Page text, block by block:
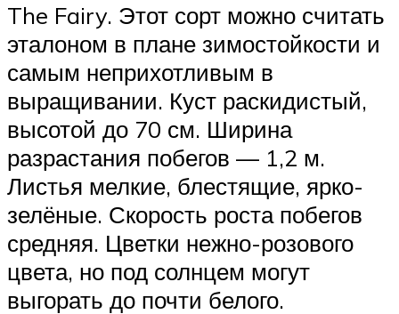
The Fairy. Этот сорт можно считать
эталоном в плане зимостойкости и
самым неприхотливым в
выращивании. Куст раскидистый,
высотой до 70 см. Ширина
разрастания побегов — 1,2 м.
Листья мелкие, блестящие, ярко-
зелёные. Скорость роста побегов
средняя. Цветки нежно-розового
цвета, но под солнцем могут
выгорать до почти белого.